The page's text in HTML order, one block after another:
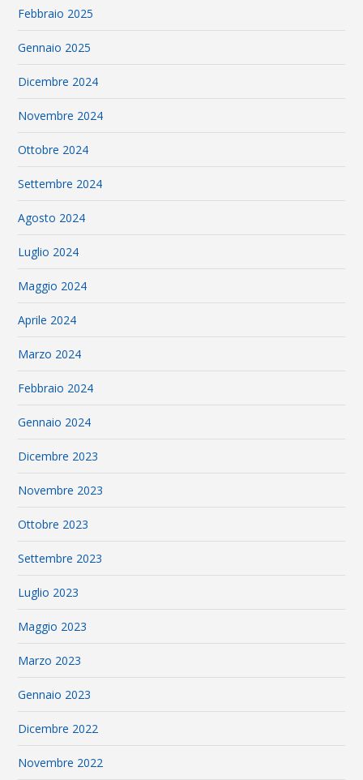
Febbraio 2025
Gennaio 2025
Dicembre 2024
Novembre 2024
Ottobre 2024
Settembre 2024
Agosto 2024
Luglio 2024
Maggio 2024
Aprile 2024
Marzo 2024
Febbraio 2024
Gennaio 2024
Dicembre 2023
Novembre 2023
Ottobre 2023
Settembre 2023
Luglio 2023
Maggio 2023
Marzo 2023
Gennaio 2023
Dicembre 2022
Novembre 2022